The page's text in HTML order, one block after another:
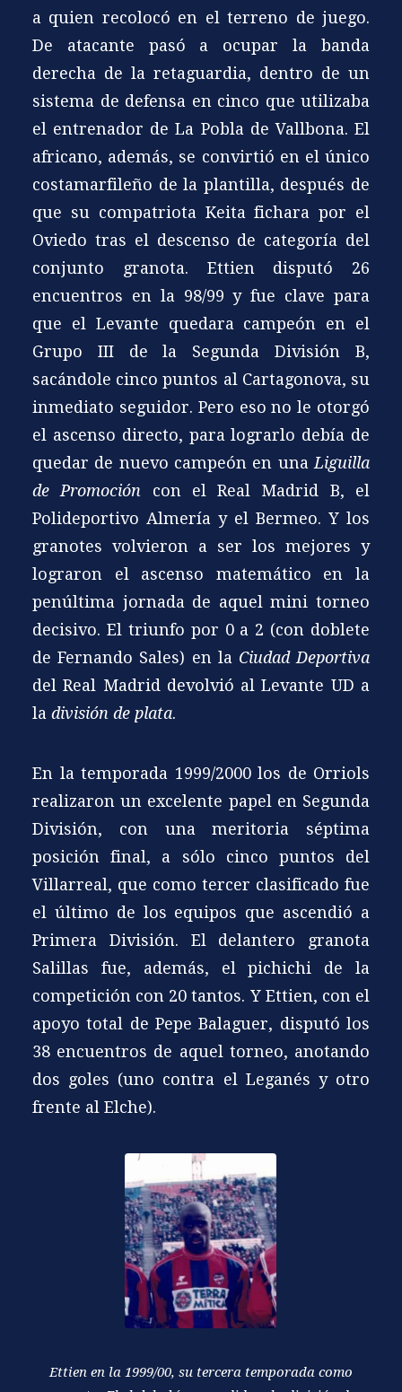
a quien recolocó en el terreno de juego.
De atacante pasó a ocupar la banda
derecha de la retaguardia, dentro de un
sistema de defensa en cinco que utilizaba
el entrenador de La Pobla de Vallbona. El
africano, además, se convirtió en el único
costamarfileño de la plantilla, después de
que su compatriota Keita fichara por el
Oviedo tras el descenso de categoría del
conjunto granota. Ettien disputó 26
encuentros en la 98/99 y fue clave para
que el Levante quedara campeón en el
Grupo III de la Segunda División B,
sacándole cinco puntos al Cartagonova, su
inmediato seguidor. Pero eso no le otorgó
el ascenso directo, para lograrlo debía de
quedar de nuevo campeón en una Liguilla
de Promoción con el Real Madrid B, el
Polideportivo Almería y el Bermeo. Y los
granotes volvieron a ser los mejores y
lograron el ascenso matemático en la
penúltima jornada de aquel mini torneo
decisivo. El triunfo por 0 a 2 (con doblete
de Fernando Sales) en la Ciudad Deportiva
del Real Madrid devolvió al Levante UD a
la división de plata.
En la temporada 1999/2000 los de Orriols
realizaron un excelente papel en Segunda
División, con una meritoria séptima
posición final, a sólo cinco puntos del
Villarreal, que como tercer clasificado fue
el último de los equipos que ascendió a
Primera División. El delantero granota
Salillas fue, además, el pichichi de la
competición con 20 tantos. Y Ettien, con el
apoyo total de Pepe Balaguer, disputó los
38 encuentros de aquel torneo, anotando
dos goles (uno contra el Leganés y otro
frente al Elche).
Ettien en la 1999/00, su tercera temporada como